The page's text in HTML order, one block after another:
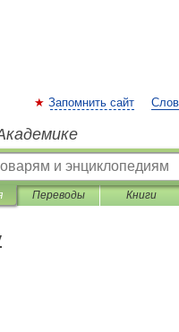
Запомнить сайт
Переводы Книги